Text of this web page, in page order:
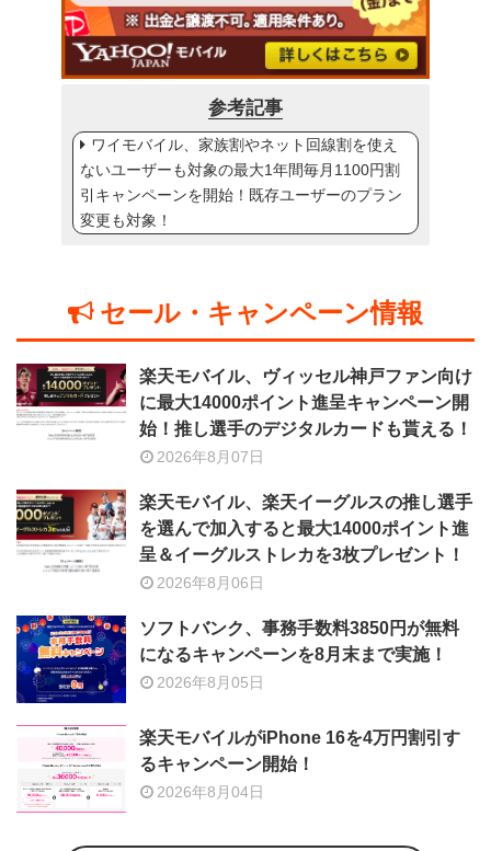
参考記事
ワイモバイル、家族割やネット回線割を使え
ないユーザーも対象の最大1年間毎月1100円割
引キャンペーンを開始！既存ユーザーのプラン
変更も対象！
セール・キャンペーン情報
楽天モバイル、ヴィッセル神戸ファン向け
に最大14000ポイント進呈キャンペーン開
始！推し選手のデジタルカードも貰える！
2026年8月07日
楽天モバイル、楽天イーグルスの推し選手
を選んで加入すると最大14000ポイント進
呈＆イーグルストレカを3枚プレゼント！
2026年8月06日
ソフトバンク、事務手数料3850円が無料
になるキャンペーンを8月末まで実施！
2026年8月05日
楽天モバイルがiPhone 16を4万円割引す
るキャンペーン開始！
2026年8月04日